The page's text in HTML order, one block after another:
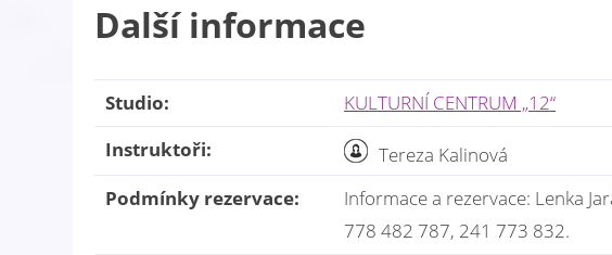
Další informace
Studio:
KULTURNÍ CENTRUM „12“
Instruktoři:
Tereza Kalinová
Podmínky rezervace:
Informace a rezervace: Lenka
778 482 787, 241 773 832.